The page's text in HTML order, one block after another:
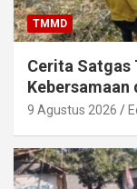
TMMD
Cerita Satgas
Kebersamaan
9 Agustus 2026